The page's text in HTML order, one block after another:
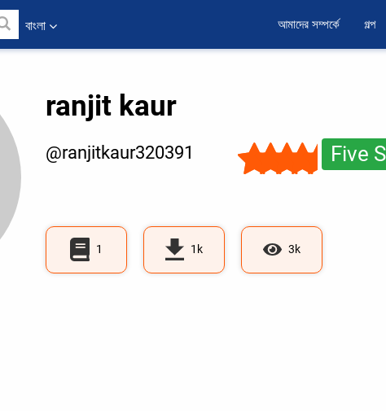
বাংলা আমাদের সম্পর্কে গল্প
ranjit kaur
@ranjitkaur320391 Five
1 1k 3k